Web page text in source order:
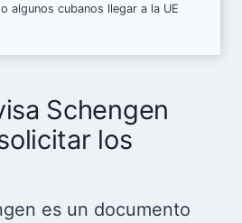
algunos cubanos llegar a la UE
Schengen
los
es un documento